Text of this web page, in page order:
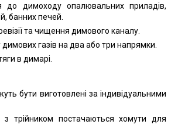
до димоходу опалювальних приладів,
банних печей.
та чищення димового каналу.
димових газів на два або три напрямки.
в димарі.
бути виготовлені за індивідуальними
з трійником постачаються хомути для